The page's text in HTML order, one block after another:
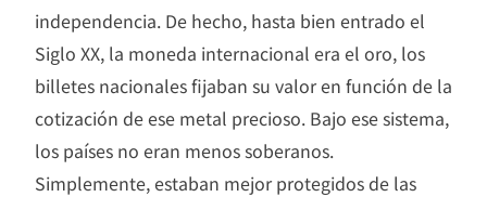
independencia. De hecho, hasta bien entrado el
Siglo XX, la moneda internacional era el oro, los
billetes nacionales fijaban su valor en función de la
cotización de ese metal precioso. Bajo ese sistema,
los países no eran menos soberanos.
Simplemente, estaban mejor protegidos de las